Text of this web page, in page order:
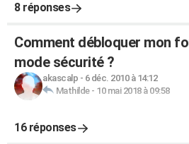
8 réponses
Comment débloquer mon
mode sécurité ?
akascalp - 6 déc. 2010 à 14:12
Mathilde- 10 mai 2018 à 09:58
16 réponses